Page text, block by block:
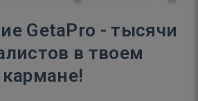
GetaPro - тысячи
в твоем
кармане!